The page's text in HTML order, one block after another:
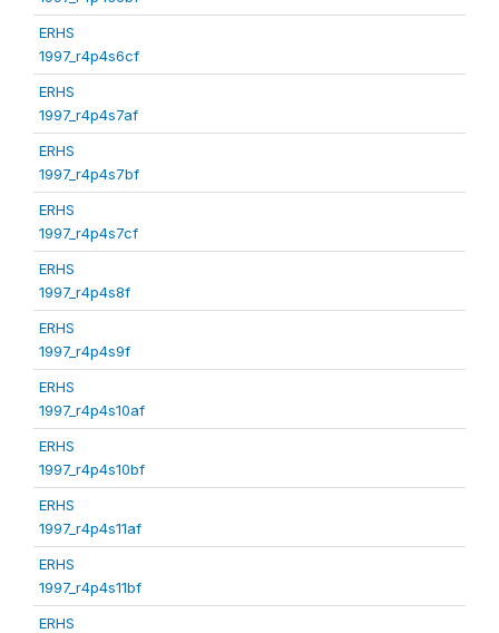
ERHS
1997_r4p4s6cf
ERHS
1997_r4p4s7af
ERHS
1997_r4p4s7bf
ERHS
1997_r4p4s7cf
ERHS
1997_r4p4s8f
ERHS
1997_r4p4s9f
ERHS
1997_r4p4s10af
ERHS
1997_r4p4s10bf
ERHS
1997_r4p4s11af
ERHS
1997_r4p4s11bf
ERHS